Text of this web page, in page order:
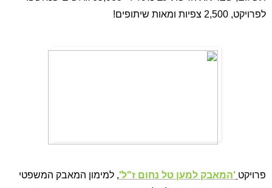
לפרויקט, 2,500 צפיות ומאות שיתופים!
פרויקט 'המאבק למען טל נחום ז"ל'